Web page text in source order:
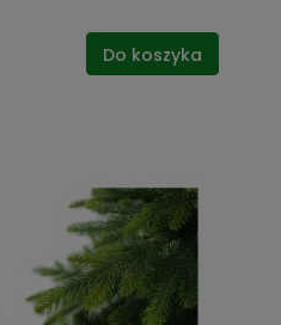
Do koszyka